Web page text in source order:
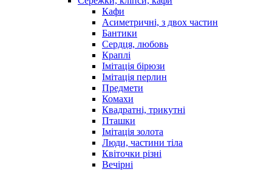
Кафи
Асиметричні, з двох частин
Бантики
Сердця, любовь
Краплі
Імітація бірюзи
Імітація перлин
Предмети
Комахи
Квадратні, трикутні
Пташки
Імітація золота
Люди, частини тіла
Квіточки різні
Вечірні